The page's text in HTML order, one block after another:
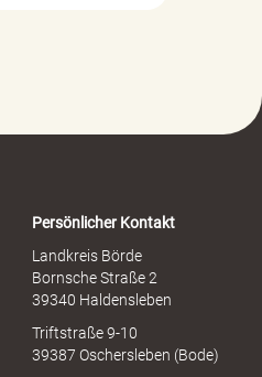
Persönlicher Kontakt
Landkreis Börde
Bornsche Straße 2
39340 Haldensleben
Triftstraße 9-10
39387 Oschersleben (Bode)